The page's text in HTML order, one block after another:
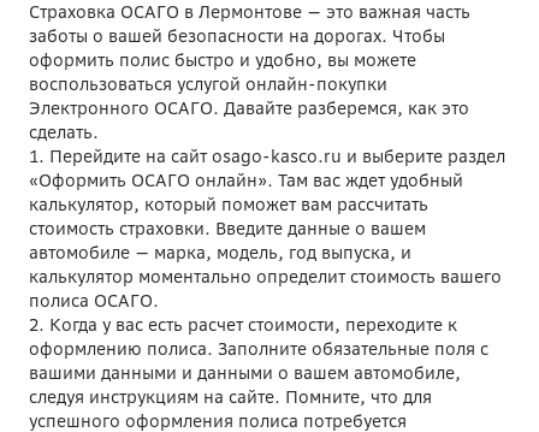
Страховка ОСАГО в Лермонтове — это важная часть
заботы о вашей безопасности на дорогах. Чтобы
оформить полис быстро и удобно, вы можете
воспользоваться услугой онлайн-покупки
Электронного ОСАГО. Давайте разберемся, как это
сделать.
1. Перейдите на сайт osago-kasco.ru и выберите раздел
«Оформить ОСАГО онлайн». Там вас ждет удобный
калькулятор, который поможет вам рассчитать
стоимость страховки. Введите данные о вашем
автомобиле — марка, модель, год выпуска, и
калькулятор моментально определит стоимость вашего
полиса ОСАГО.
2. Когда у вас есть расчет стоимости, переходите к
оформлению полиса. Заполните обязательные поля с
вашими данными и данными о вашем автомобиле,
следуя инструкциям на сайте. Помните, что для
успешного оформления полиса потребуется